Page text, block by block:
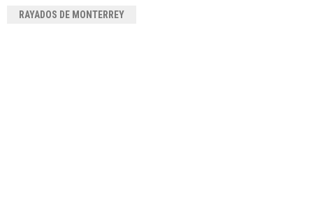
RAYADOS DE MONTERREY